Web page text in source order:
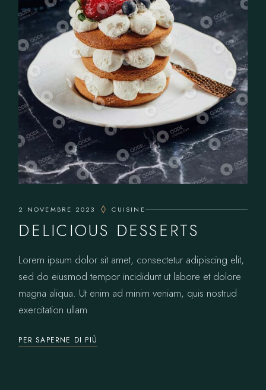
2 NOVEMBRE 2023 CUISINE
DELICIOUS DESSERTS
Lorem ipsum dolor sit amet, consectetur adipiscing elit,
sed do eiusmod tempor incididunt ut labore et dolore
magna aliqua. Ut enim ad minim veniam, quis nostrud
exercitation ullam
PER SAPERNE DI PIÙ